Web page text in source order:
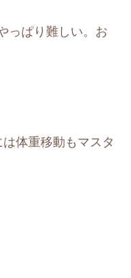
っぱり難しい。お
体重移動もマスタ